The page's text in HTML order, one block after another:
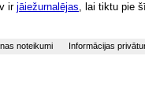
irjāiežurnalējas, lai tiktu pie
noteikumi Informācijas